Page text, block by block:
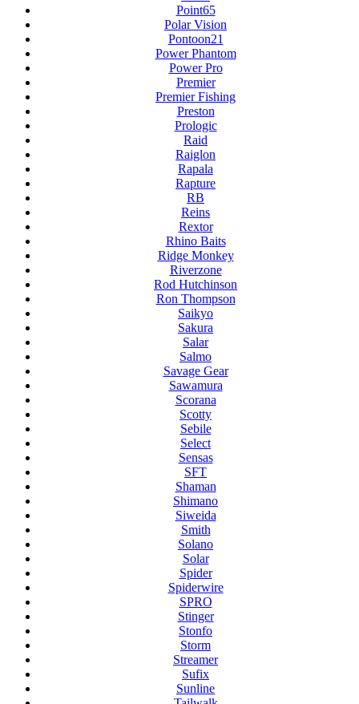
Point65
Polar Vision
Pontoon21
Power Phantom
Power Pro
Premier
Premier Fishing
Preston
Prologic
Raid
Raiglon
Rapala
Rapture
RB
Reins
Rextor
Rhino Baits
Ridge Monkey
Riverzone
Rod Hutchinson
Ron Thompson
Saikyo
Sakura
Salar
Salmo
Savage Gear
Sawamura
Scorana
Scotty
Sebile
Select
Sensas
SFT
Shaman
Shimano
Siweida
Smith
Solano
Solar
Spider
Spiderwire
SPRO
Stinger
Stonfo
Storm
Streamer
Sufix
Sunline